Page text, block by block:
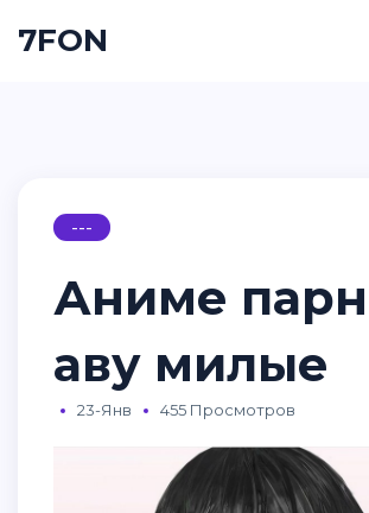
7FON
---
Аниме
аву милые
23-Янв 455 Просмотров